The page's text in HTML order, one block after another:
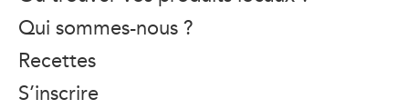
Qui sommes-nous ?
Recettes
S’inscrire